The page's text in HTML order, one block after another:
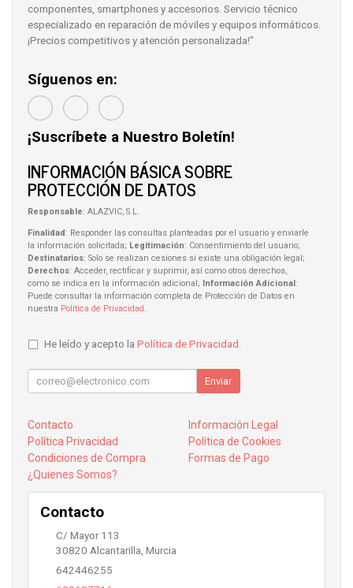
componentes, smartphones y accesorios. Servicio técnico
especializado en reparación de móviles y equipos informáticos.
¡Precios competitivos y atención personalizada!"
Síguenos en:
¡Suscríbete a Nuestro Boletín!
INFORMACIÓN BÁSICA SOBRE
PROTECCIÓN DE DATOS
Responsable: ALAZVIC, S.L.
Finalidad: Responder las consultas planteadas por el usuario y enviarle
la información solicitada; Legitimación: Consentimiento del usuario;
Destinatarios: Solo se realizan cesiones si existe una obligación legal;
Derechos: Acceder, rectificar y suprimir, así como otros derechos,
como se indica en la información adicional; Información Adicional:
Puede consultar la información completa de Protección de Datos en
nuestra Política de Privacidad.
He leído y acepto la Política de Privacidad.
Enviar
Contacto
Información Legal
Política Privacidad
Política de Cookies
Condiciones de Compra
Formas de Pago
¿Quienes Somos?
Contacto
C/ Mayor 113
30820 Alcantarilla, Murcia
642446255